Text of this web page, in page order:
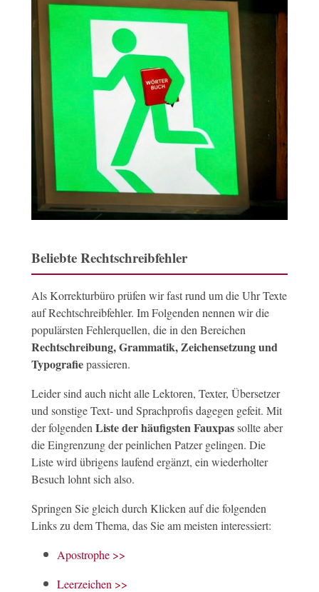
Beliebte Rechtschreibfehler
Als Korrekturbüro prüfen wir fast rund um die Uhr Texte
auf Rechtschreibfehler. Im Folgenden nennen wir die
populärsten Fehlerquellen, die in den Bereichen
Rechtschreibung, Grammatik, Zeichensetzung und
Typografiepassieren.
Leider sind auch nicht alle Lektoren, Texter, Übersetzer
und sonstige Text- und Sprachprofis dagegen gefeit. Mit
der folgenden Liste der häufigsten Fauxpassollte aber
die Eingrenzung der peinlichen Patzer gelingen. Die
Liste wird übrigens laufend ergänzt, ein wiederholter
Besuch lohnt sich also.
Springen Sie gleich durch Klicken auf die folgenden
Links zu dem Thema, das Sie am meisten interessiert:
Apostrophe >>
Leerzeichen >>